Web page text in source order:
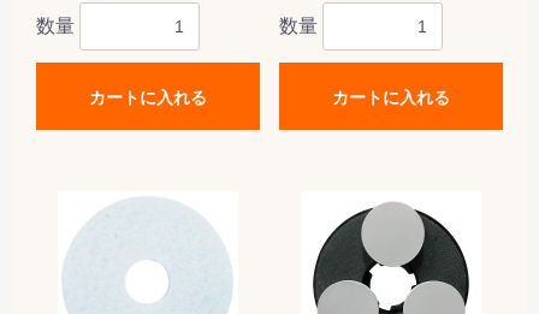
数量
カートに入れる
数量
カートに入れる